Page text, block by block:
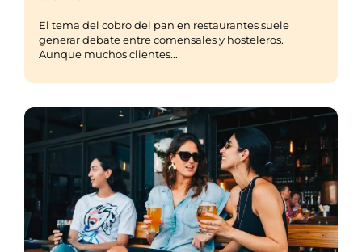
El tema del cobro del pan en restaurantes suele
generar debate entre comensales y hosteleros.
Aunque muchos clientes...